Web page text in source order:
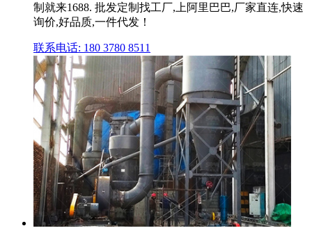
制就来1688. 批发定制找工厂,上阿里巴巴,厂家直连,快速
询价,好品质,一件代发！
联系电话: 180 3780 8511